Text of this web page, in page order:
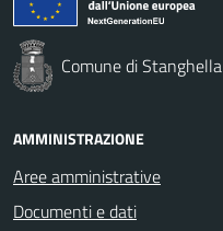
Comune di Stanghella
AMMINISTRAZIONE
Aree amministrative
Documenti e dati